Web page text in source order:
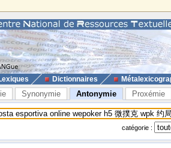
Dictionnaires
Synonymie Antonymie Proxémie
catégorie :